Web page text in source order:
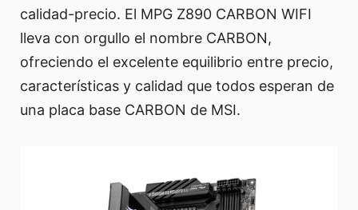
calidad-precio. El MPG Z890 CARBON WIFI
lleva con orgullo el nombre CARBON,
ofreciendo el excelente equilibrio entre precio,
características y calidad que todos esperan de
una placa base CARBON de MSI.